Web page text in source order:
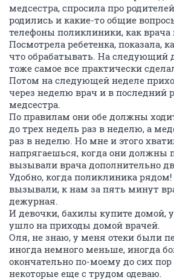
медсестра, спросила про
родились и какие-то общие
телефоны поликлиники, как врача
Посмотрела ребетенка, показала,
что обрабатывать. На следующий
тоже самое все практически
Потом на следующей неделе
через неделю врач и в последний
медсестра.
По правилам они обе должны
до трех недель раз в неделю, а
раз в неделю. Но мне и этого
напрягаешься, когда они должны
вызывали врача дополнительно
Удобно, когда поликлиника
вызывали, к нам за пять минут
дежурная.
И девочки, бахилы купите домой,
ушло на приходы домой врачей.
Оля, не знаю, у меня отеки были
иногда немного меньше, иногда
окончательно по-моему до сих
некоторые еще с трудом одеваю.